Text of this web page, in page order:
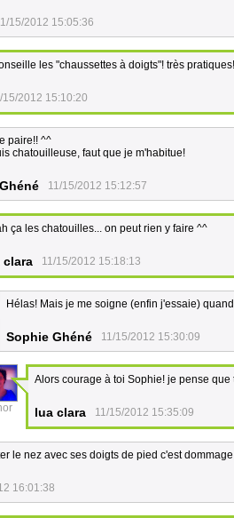
15/2012 15:05:36
les "chaussettes à doigts"! très
15/2012 15:10:20
paire!! ^^
chatouilleuse, faut que je m'habitue!
11/15/2012 15:12:57
ça les chatouilles... on peut rien y faire ^^
clara 11/15/2012 15:18:13
Hélas! Mais je me soigne (enfin j'essaie)
Sophie Ghéné 11/15/2012 15:30:09
Alors courage à toi Sophie! je pense
lua clara 11/15/2012 15:35:09
le nez avec ses doigts de pied c'est dommage
16:01:38